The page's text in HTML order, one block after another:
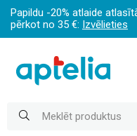
Papildu -20% atlaide
pērkot no 35 €: Izvēlieties